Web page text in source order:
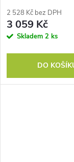
2 528 Kč bez DPH
3 059 Kč
Skladem 2 ks
DO